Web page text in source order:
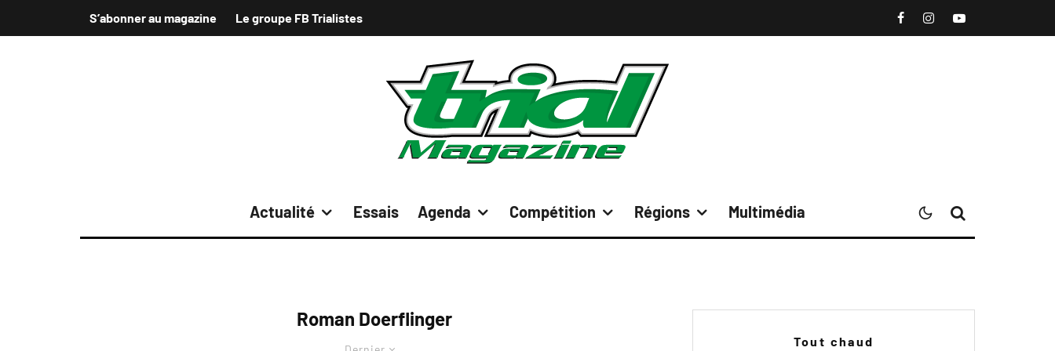
S’abonner au magazine Le groupe FB Trialistes
Actualité Essais Agenda Compétition Régions Multimédia
Roman Doerflinger
Tout chaud